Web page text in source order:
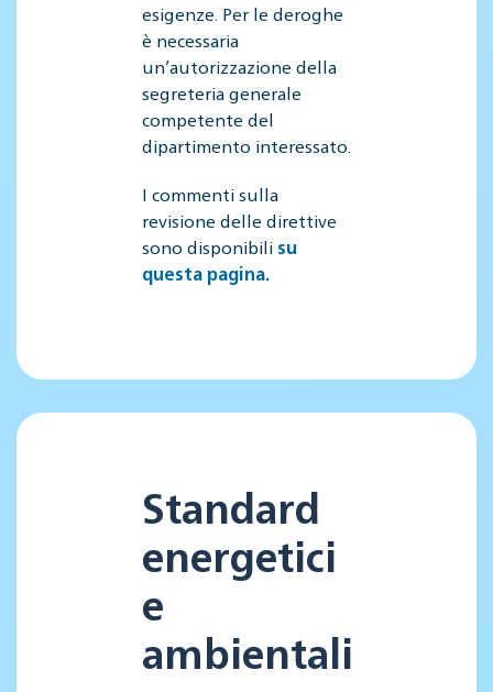
esigenze. Per le deroghe
è necessaria
un’autorizzazione della
segreteria generale
competente del
dipartimento interessato.
I commenti sulla
revisione delle direttive
sono disponibili su
questa pagina.
Standard
energetici
e
ambientali